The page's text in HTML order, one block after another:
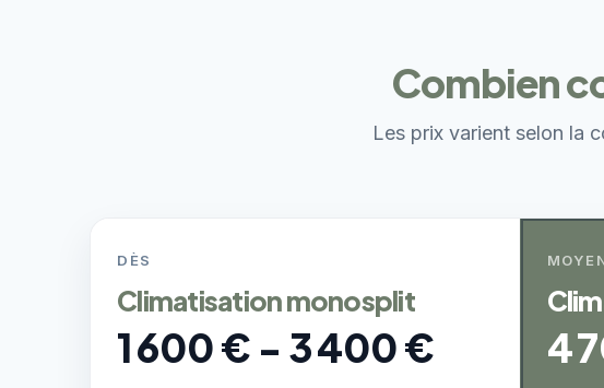
Combien
Les prix varient selon la
DÈS
Climatisation monosplit
1 600 € - 3 400 € 4